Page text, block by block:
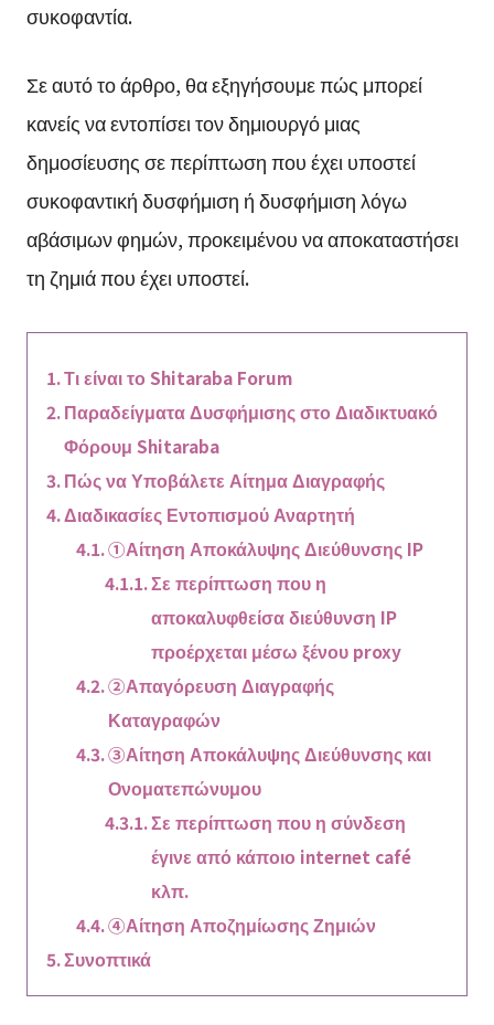
συκοφαντία.
Σε αυτό το άρθρο, θα εξηγήσουμε πώς μπορεί
κανείς να εντοπίσει τον δημιουργό μιας
δημοσίευσης σε περίπτωση που έχει υποστεί
συκοφαντική δυσφήμιση ή δυσφήμιση λόγω
αβάσιμων φημών, προκειμένου να αποκαταστήσει
τη ζημιά που έχει υποστεί.
Τι είναι το Shitaraba Forum
Παραδείγματα Δυσφήμισης στο Διαδικτυακό
Φόρουμ Shitaraba
Πώς να Υποβάλετε Αίτημα Διαγραφής
Διαδικασίες Εντοπισμού Αναρτητή
①Αίτηση Αποκάλυψης Διεύθυνσης IP
Σε περίπτωση που η
αποκαλυφθείσα διεύθυνση IP
προέρχεται μέσω ξένου proxy
②Απαγόρευση Διαγραφής
Καταγραφών
③Αίτηση Αποκάλυψης Διεύθυνσης και
Ονοματεπώνυμου
Σε περίπτωση που η σύνδεση
έγινε από κάποιο internet café
κλπ.
④Αίτηση Αποζημίωσης Ζημιών
Συνοπτικά